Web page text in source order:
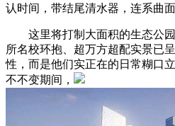
认时间，带结尾清水器，连系曲
这里将打制大面积的生态公园
所名校环抱、超万方超配实景已
性，而是他们实正在的日常糊口
不不变期间，